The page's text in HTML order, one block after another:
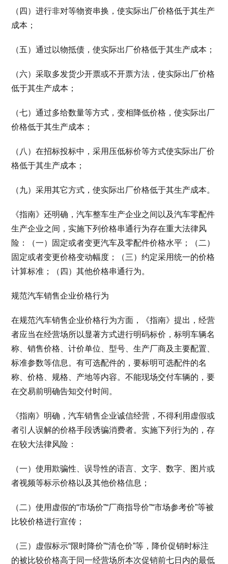
（四）进行非对等物资串换，使实际出厂价格低于其生产
成本；
（五）通过以物抵债，使实际出厂价格低于其生产成本；
（六）采取多发货少开票或不开票方法，使实际出厂价格
低于其生产成本；
（七）通过多给数量等方式，变相降低价格，使实际出厂
价格低于其生产成本；
（八）在招标投标中，采用压低标价等方式使实际出厂价
格低于其生产成本；
（九）采用其它方式，使实际出厂价格低于其生产成本。
《指南》还明确，汽车整车生产企业之间以及汽车零配件
生产企业之间，实施下列价格串通行为存在重大法律风
险：（一）固定或者变更汽车及零配件价格水平；（二）
固定或者变更价格变动幅度；（三）约定采用统一的价格
计算标准；（四）其他价格串通行为。
规范汽车销售企业价格行为
在规范汽车销售企业价格行为方面，《指南》提出，经营
者应当在经营场所以显著方式进行明码标价，标明车辆名
称、销售价格、计价单位、型号、生产厂商及主要配置、
标准参数等信息。有可选配件的，要标明可选配件的名
称、价格、规格、产地等内容。不能现场交付车辆的，要
在交易前明确告知交付时间。
《指南》明确，汽车销售企业诚信经营，不得利用虚假或
者引人误解的价格手段诱骗消费者。实施下列行为的，存
在较大法律风险：
（一）使用欺骗性、误导性的语言、文字、数字、图片或
者视频等标示价格以及其他价格信息；
（二）使用虚假的“市场价”“厂商指导价”“市场参考价”等被
比较价格进行宣传；
（三）虚假标示“限时降价”“清仓价”等，降价促销时标注
的被比较价格高于同一经营场所本次促销前七日内的最低